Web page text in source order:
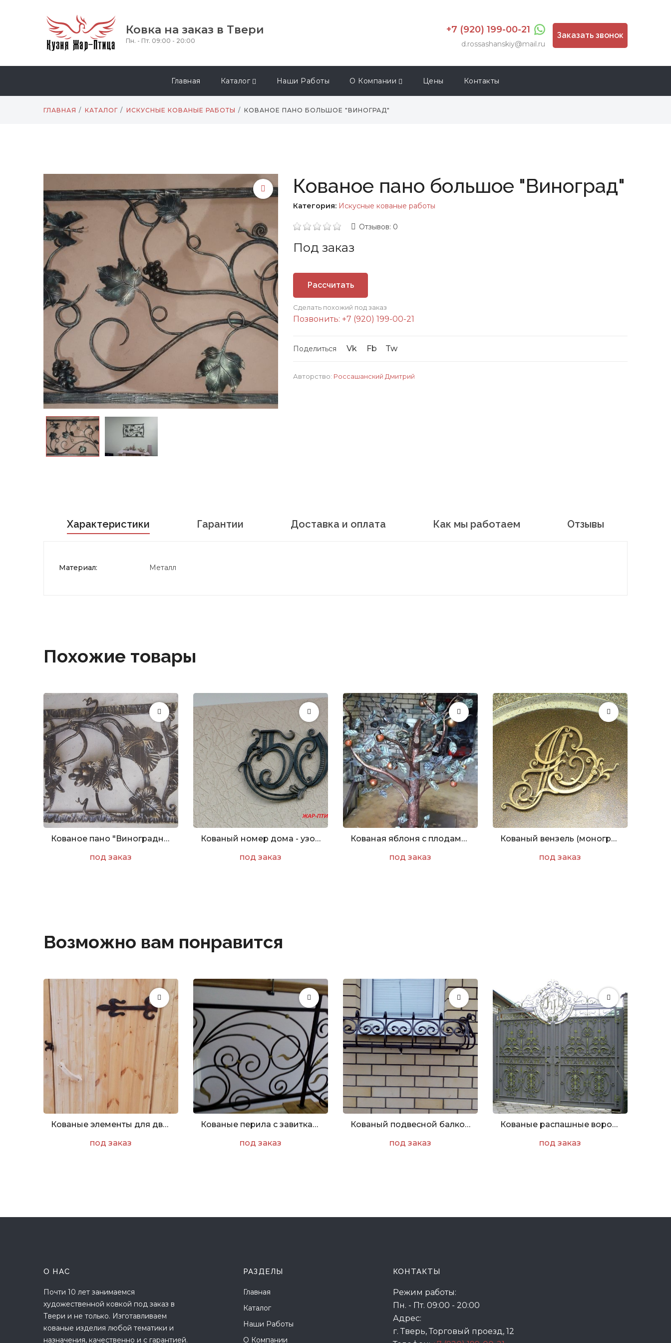
Ковка на заказ в Твери
Пн. - Пт. 09:00 - 20:00
+7 (920) 199-00-21
d.rossashanskiy@mail.ru
Заказать звонок
Главная Каталог Наши Работы О Компании Цены Контакты
ГЛАВНАЯ КАТАЛОГ ИСКУСНЫЕ КОВАНЫЕ РАБОТЫ КОВАНОЕ ПАНО БОЛЬШОЕ "ВИНОГРАД"
Кованое пано большое "Виноград"
Категория: Искусные кованые работы
Отзывов: 0
Под заказ
Рассчитать
стоимость
Сделать похожий под заказ
Позвонить: +7 (920) 199-00-21
Поделиться Vk Fb Tw
Авторство: Россашанский Дмитрий
Характеристики Гарантии Доставка и оплата Как мы работаем Отзывы
Материал: Металл
Похожие товары
Кованое пано "Виноградная лоза"
под заказ
Кованый номер дома - узор №1
под заказ
Кованая яблоня с плодами высотой 1900мм
под заказ
Кованый вензель (монограмма)
под заказ
Возможно вам понравится
Кованые элементы для двери
под заказ
Кованые перила с завитками, листьями и декоративными элементами
под заказ
Кованый подвесной балкончик для цветов
под заказ
Кованые распашные ворота с вензелем
под заказ
О НАС
Почти 10 лет занимаемся
художественной ковкой под заказ в
Твери и не только. Изготавливаем
кованые изделия любой тематики и
назначения, качественно и с гарантией.
РАЗДЕЛЫ
Главная
Каталог
Наши Работы
О Компании
КОНТАКТЫ
Режим работы:
Пн. - Пт. 09:00 - 20:00
Адрес:
г. Тверь, Торговый проезд, 12